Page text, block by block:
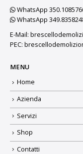
WhatsApp
WhatsApp
E-Mail:
PEC:
MENU
Home
Azienda
Servizi
Shop
Contatti